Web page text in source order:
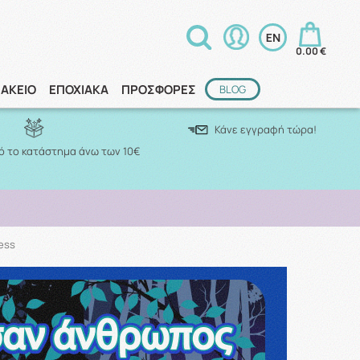
0.00 €
ΕΠΟΧΙΑΚΑ ΠΡΟΣΦΟΡΕΣ BLOG
το κατάστημα άνω των 10€
Κάνε εγγραφή τώρα!